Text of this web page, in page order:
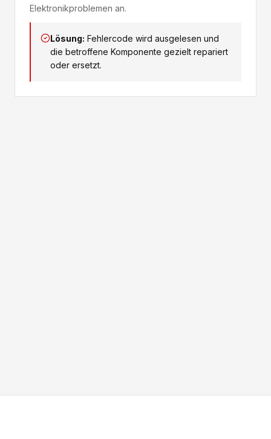
Elektronikproblemen an.
Lösung: Fehlercode wird ausgelesen und
die betroffene Komponente gezielt repariert
oder ersetzt.